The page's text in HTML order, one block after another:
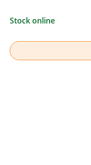
Stock online